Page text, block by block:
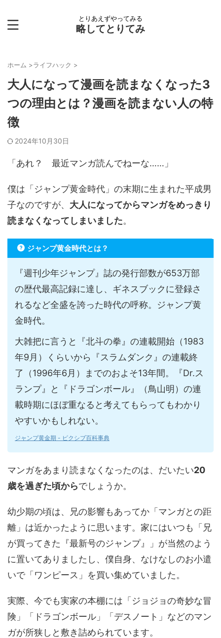
とりあえずやってみる
略してとりてみ
ホーム >ライフハック >
大人になって漫画を読まなくなった3
つの理由とは？漫画を読まない人の特
徴
2024年10月30日
「あれ？ 最近マンガ読んでねーな……」
僕は「ジャンプ黄金時代」の末期に生まれた平成男
子なのですが、 大人になってからマンガをめっきり
読まなくなってしまいました。
ジャンプ黄金時代とは？
『週刊少年ジャンプ』誌の発行部数が653万部
の歴代最高記録に達し、ギネスブックに登録さ
れるなど全盛を誇った時代の呼称。ジャンプ黄
金時代。
大雑把に言うと『北斗の拳』の連載開始（1983
年9月）くらいから『スラムダンク』の連載終
了（1996年6月）までのおよそ13年間。『Dr.ス
ランプ』と『ドラゴンボール』（鳥山明）の連
載時期にほぼ重なると考えてもらってもわかり
やすいかもしれない。
ジャンプ黄金期 - ピクシブ百科事典
マンガをあまり読まなくなったのは、だいたい20
歳を過ぎた頃からでしょうか。
幼少期の頃は、兄の影響もあってか「マンガとの距
離」は近かったように思います。家にはいつも「兄
が買ってきた『最新号のジャンプ』」が当然のよう
に置いてありましたし、僕自身、なけなしのお小遣
いで「ワンピース」を買い集めていました。
実際、今でも実家の本棚には「ジョジョの奇妙な冒
険」「ドラゴンボール」「デスノート」などのマン
ガが所狭しと敷き詰められています。